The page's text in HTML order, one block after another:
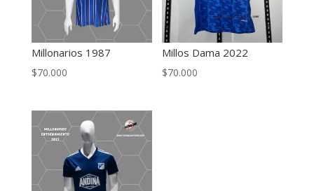
Millonarios 1987
$70.000
Millos Dama 2022
$70.000